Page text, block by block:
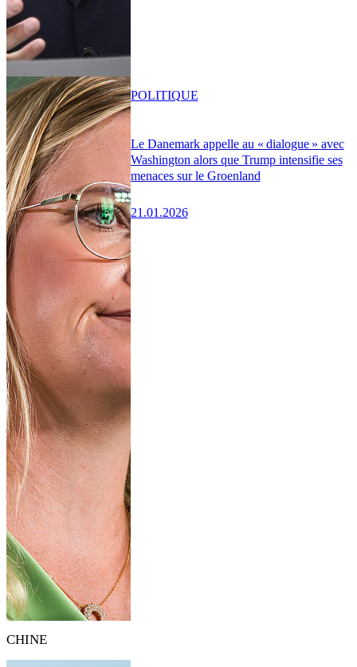
Le Danemark appelle au « dialogue » avec
Washington alors que Trump intensifie ses
menaces sur le Groenland
21.01.2026
POLITIQUE
CHINE